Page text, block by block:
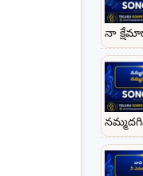
నా